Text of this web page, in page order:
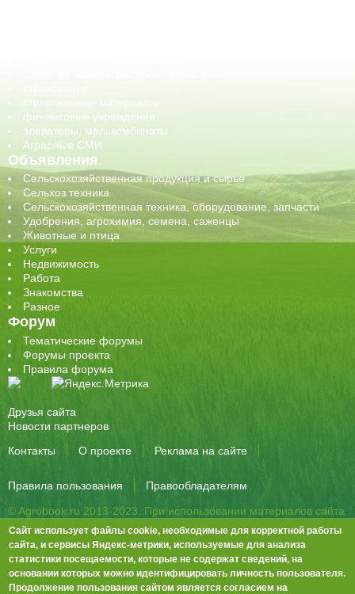
строительные материалы
финансовые учреждения
элеваторы, мелькомбинаты
Аграрные СМИ
Объявления
Сельскохозяйственная продукция и сырье
Сельхоз техника
Сельскохозяйственная техника, оборудование, запчасти
Удобрения, агрохимия, семена, саженцы
Животные и птица
Услуги
Недвижимость
Работа
Знакомства
Разное
Форум
Тематические форумы
Форумы проекта
Правила форума
Друзья сайта
Новости партнеров
Контакты
О проекте Реклама на сайте
Правила пользования
Правообладателям
© Agrobook.ru 2013-2023. При использовании материалов сайта
активная ссылка на публикацию обязательна.
344000, Ростов-на-Дону, ул. Города Волос, д.6, 8 этаж, офис 803
Тел./факс: +7 (863) 282-83-13 e-mail:info@agrobook.ru
Возрастная категория сайта: 16+. Объявления на сайте не
Сайт использует файлы cookie, необходимые для корректной работы
сайта, и сервисы Яндекс-метрики, используемые для анализа
статистики посещаемости, которые не содержат сведений, на
основании которых можно идентифицировать личность пользователя.
Продолжение пользования сайтом является согласием на